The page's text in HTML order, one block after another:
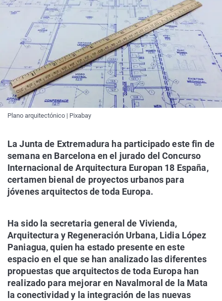
Plano arquitectónico | Pixabay
La Junta de Extremadura ha participado este fin de
semana en Barcelona en el jurado del Concurso
Internacional de Arquitectura Europan 18 España,
certamen bienal de proyectos urbanos para
jóvenes arquitectos de toda Europa.
Ha sido la secretaria general de Vivienda,
Arquitectura y Regeneración Urbana, Lidia López
Paniagua, quien ha estado presente en este
espacio en el que se han analizado las diferentes
propuestas que arquitectos de toda Europa han
realizado para mejorar en Navalmoral de la Mata
la conectividad y la integración de las nuevas